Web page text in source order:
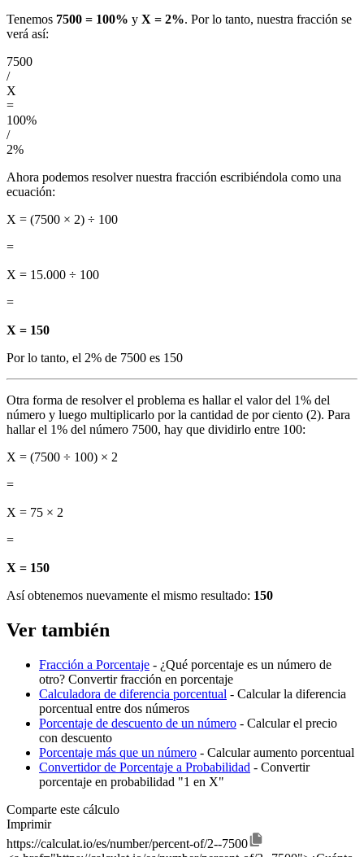
Tenemos 7500 = 100% y X = 2%. Por lo tanto, nuestra fracción se
verá así:
7500
/
X
=
100%
/
2%
Ahora podemos resolver nuestra fracción escribiéndola como una
ecuación:
X = (7500 × 2) ÷ 100
=
X = 15.000 ÷ 100
=
X = 150
Por lo tanto, el 2% de 7500 es 150
Otra forma de resolver el problema es hallar el valor del 1% del
número y luego multiplicarlo por la cantidad de por ciento (2). Para
hallar el 1% del número 7500, hay que dividirlo entre 100:
X = (7500 ÷ 100) × 2
=
X = 75 × 2
=
X = 150
Así obtenemos nuevamente el mismo resultado: 150
Ver también
Fracción a Porcentaje - ¿Qué porcentaje es un número de
otro? Convertir fracción en porcentaje
Calculadora de diferencia porcentual - Calcular la diferencia
porcentual entre dos números
Porcentaje de descuento de un número - Calcular el precio
con descuento
Porcentaje más que un número - Calcular aumento porcentual
Convertidor de Porcentaje a Probabilidad - Convertir
porcentaje en probabilidad "1 en X"
Comparte este cálculo
Imprimir
https://calculat.io/es/number/percent-of/2--7500